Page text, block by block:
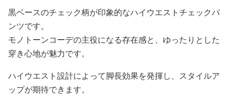
黒ベースのチェック柄が印象的なハイウエストチェックパ
ンツです。
モノトーンコーデの主役になる存在感と、ゆったりとした
穿き心地が魅力です。
ハイウエスト設計によって脚長効果を発揮し、スタイルア
ップが期待できます。